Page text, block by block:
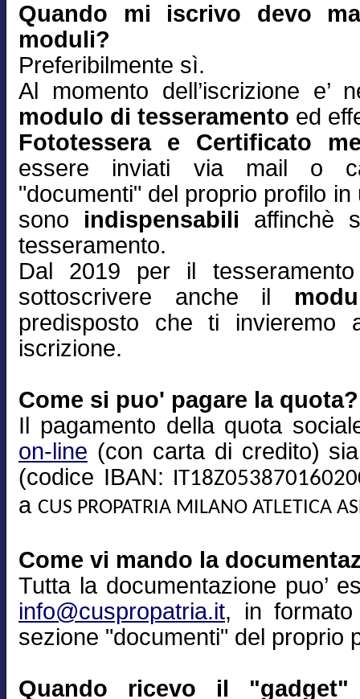
Quando mi iscrivo devo
moduli?
Preferibilmente sì.
Al momento dell’iscrizione e’
modulo di tesseramento ed
Fototessera e Certificato
essere inviati via mail o
"documenti" del proprio profilo
sono indispensabili affinchè
tesseramento.
Dal 2019 per il
sottoscrivere anche il
predisposto che ti invieremo
iscrizione.
Come si puo' pagare la quota?
Il pagamento della quota
on-line (con carta di credito)
(codice IBAN:
a CUS PROPATRIA MILANO ATLETICA
Come vi mando la
Tutta la documentazione puo’
info@cuspropatria.it, in formato
sezione "documenti" del proprio
Quando ricevo il